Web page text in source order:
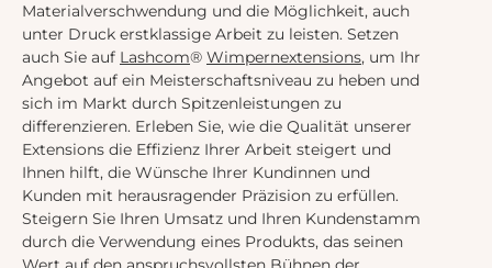
Materialverschwendung und die Möglichkeit, auch
unter Druck erstklassige Arbeit zu leisten. Setzen
auch Sie auf Lashcom® Wimpernextensions, um Ihr
Angebot auf ein Meisterschaftsniveau zu heben und
sich im Markt durch Spitzenleistungen zu
differenzieren. Erleben Sie, wie die Qualität unserer
Extensions die Effizienz Ihrer Arbeit steigert und
Ihnen hilft, die Wünsche Ihrer Kundinnen und
Kunden mit herausragender Präzision zu erfüllen.
Steigern Sie Ihren Umsatz und Ihren Kundenstamm
durch die Verwendung eines Produkts, das seinen